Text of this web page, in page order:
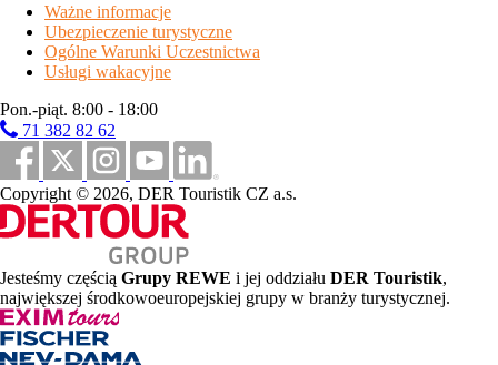
Ważne informacje
Ubezpieczenie turystyczne
Ogólne Warunki Uczestnictwa
Usługi wakacyjne
Pon.-piąt. 8:00 - 18:00
71 382 82 62
Copyright © 2026, DER Touristik CZ a.s.
Jesteśmy częścią Grupy REWE i jej oddziału DER Touristik,
największej środkowoeuropejskiej grupy w branży turystycznej.